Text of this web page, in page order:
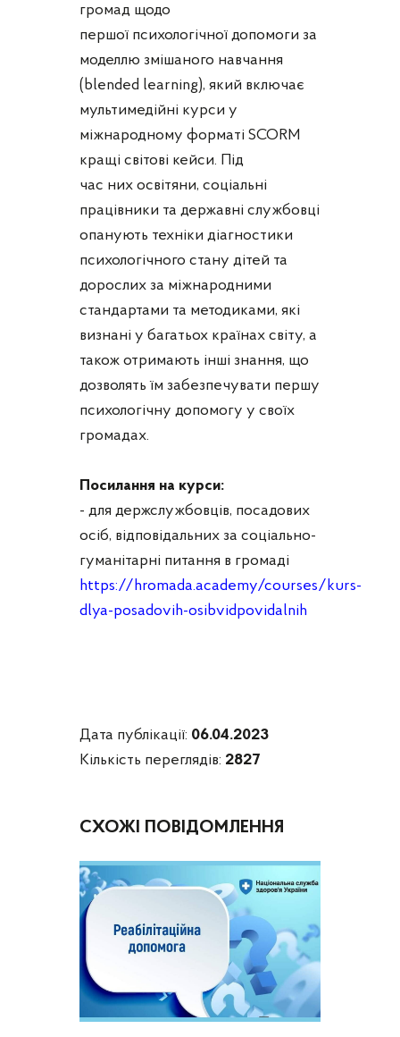
громад щодо
першої психологічної допомоги за
моделлю змішаного навчання
(blended learning), який включає
мультимедійні курси у
міжнародному форматі SCORM
кращі світові кейси. Під
час них освітяни, соціальні
працівники та державні службовці
опанують техніки діагностики
психологічного стану дітей та
дорослих за міжнародними
стандартами та методиками, які
визнані у багатьох країнах світу, а
також отримають інші знання, що
дозволять їм забезпечувати першу
психологічну допомогу у своїх
громадах.
Посилання на курси:
- для держслужбовців, посадових
осіб, відповідальних за соціально-
гуманітарні питання в громаді
https://hromada.academy/courses/kurs-
dlya-posadovih-osibvidpovidalnih
Дата публікації: 06.04.2023
Кількість переглядів: 2827
СХОЖІ ПОВІДОМЛЕННЯ